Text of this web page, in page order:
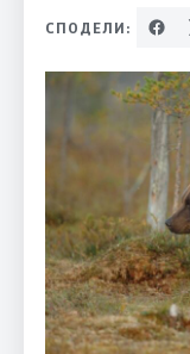
СПОДЕЛИ: